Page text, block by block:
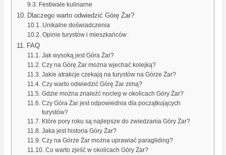
Festiwale kulinarne
Dlaczego warto odwiedzić Górę Żar?
Unikalne doświadczenia
Opinie turystów i mieszkańców
FAQ
Jak wysoką jest Góra Żar?
Czy na Górę Żar można wjechać kolejką?
Jakie atrakcje czekają na turystów na Górze Żar?
Czy warto odwiedzić Górę Żar zimą?
Gdzie można znaleźć nocleg w okolicach Góry Żar?
Czy Góra Żar jest odpowiednia dla początkujących
turystów?
Które pory roku są najlepsze do zwiedzania Góry Żar?
Jaka jest historia Góry Żar?
Czy na Górze Żar można uprawiać paragliding?
Co warto zjeść w okolicach Góry Żar?